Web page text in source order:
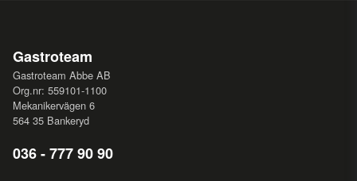
Gastroteam
Gastroteam Abbe AB
Org.nr: 559101-1100
Mekanikervägen 6
564 35 Bankeryd
036 - 777 90 90